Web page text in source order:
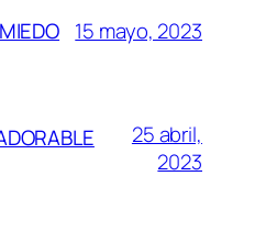
15 mayo, 2023
25 abril,
2023